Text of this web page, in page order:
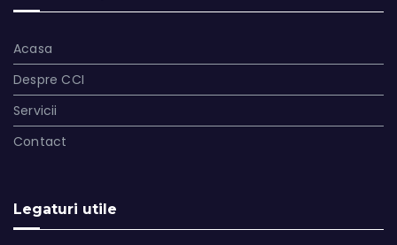
Acasa
Despre CCI
Servicii
Contact
Legaturi utile